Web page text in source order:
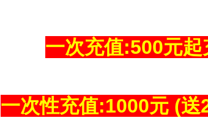
一次充值:500元
一次性充值:1000元 (